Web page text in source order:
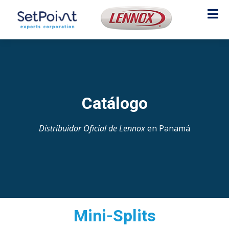
Catálogo
Distribuidor Oficial de Lennoxen Panamá
Mini-Splits